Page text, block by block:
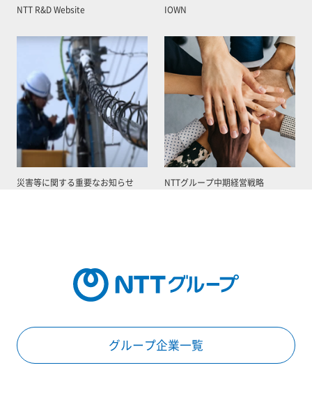
NTT R&D Website IOWN
災害等に関する重要なお知らせ NTTグループ中期経営戦略
グループ企業一覧